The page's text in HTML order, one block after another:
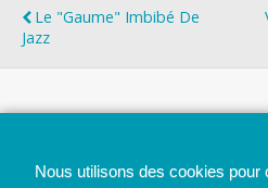
Le "Gaume" Imbibé De
Jazz
Nous utilisons des cookies pour